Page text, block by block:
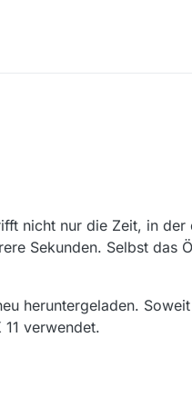
nicht nur die Zeit, in der
Sekunden. Selbst das
heruntergeladen.
verwendet.